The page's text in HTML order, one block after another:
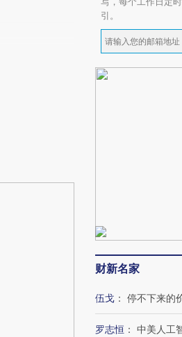
引。
财新名家
伍戈 ： 停不下来的
罗志恒 ： 中美人工